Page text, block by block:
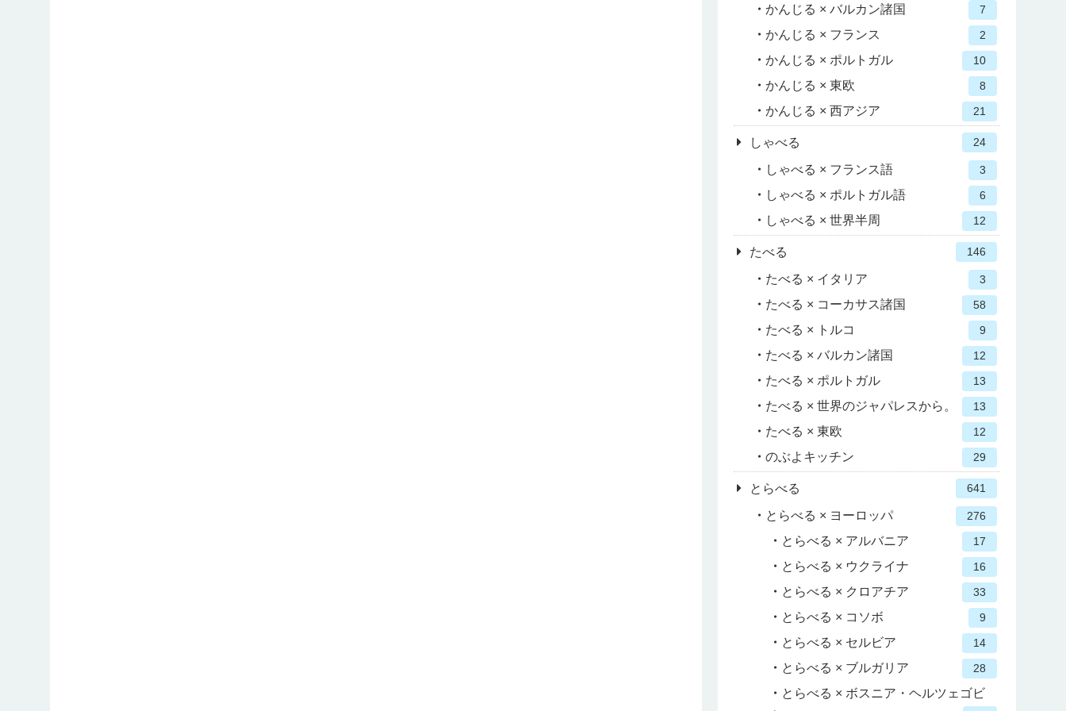
かんじる × バルカン諸国 7
かんじる × フランス 2
かんじる × ポルトガル 10
かんじる × 東欧 8
かんじる × 西アジア 21
しゃべる 24
しゃべる × フランス語 3
しゃべる × ポルトガル語 6
しゃべる × 世界半周 12
たべる 146
たべる × イタリア 3
たべる × コーカサス諸国 58
たべる × トルコ 9
たべる × バルカン諸国 12
たべる × ポルトガル 13
たべる × 世界のジャパレスから。 13
たべる × 東欧 12
のぶよキッチン 29
とらべる 641
とらべる × ヨーロッパ 276
とらべる × アルバニア 17
とらべる × ウクライナ 16
とらべる × クロアチア 33
とらべる × コソボ 9
とらべる × セルビア 14
とらべる × ブルガリア 28
とらべる × ボスニア・ヘルツェゴビ